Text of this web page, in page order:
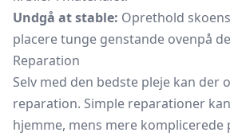
Undgå at stable: Oprethold
placere tunge genstande ovenpå
Reparation
Selv med den bedste pleje kan der
reparation. Simple reparationer
hjemme, mens mere komplicerede